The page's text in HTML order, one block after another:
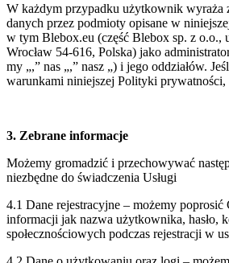
W każdym przypadku użytkownik wyraża
danych przez podmioty opisane w
w tym Blebox.eu (część Blebox sp. z o.o.,
Wrocław 54-616, Polska) jako
my „,” nas „,” nasz „) i jego oddziałów.
warunkami niniejszej Polityki prywatności,
3. Zebrane informacje
Możemy gromadzić i przechowywać
niezbędne do świadczenia Usługi
4.1 Dane rejestracyjne – możemy poprosić
informacji jak nazwa użytkownika, hasło,
społecznościowych podczas rejestracji w